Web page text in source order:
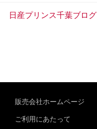
日産プリンス千葉ブログ
販売会社ホームページ
ご利用にあたって